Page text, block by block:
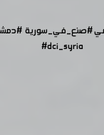
#صنع_في_سورية
#dci_syria